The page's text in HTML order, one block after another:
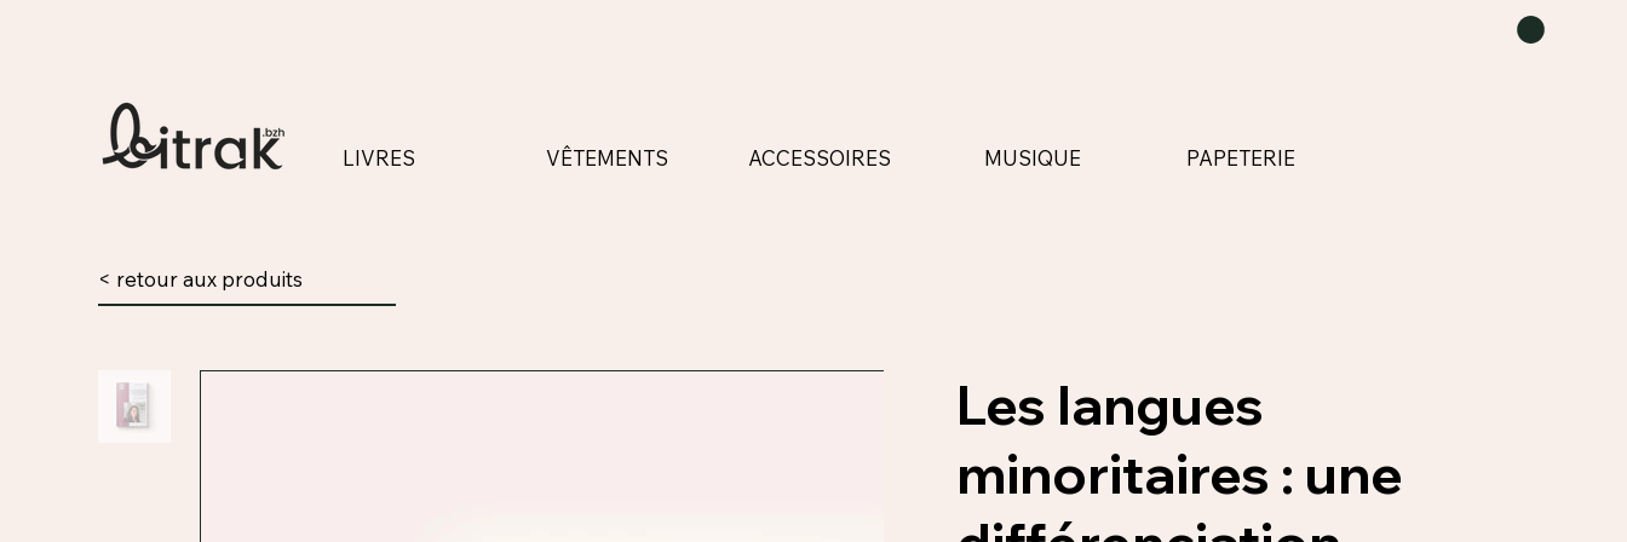
LIVRES VÊTEMENTS ACCESSOIRES MUSIQUE PAPETERIE
< retour aux produits
Les langues
minoritaires : une